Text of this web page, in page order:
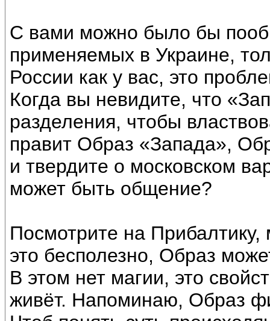
С вами можно было бы
применяемых в Украине,
России как у вас, это
Когда вы невидите, что
разделения, чтобы
правит Образ «Запада»,
и твердите о московском
может быть общение?
Посмотрите на
это бесполезно, Образ
В этом нет магии, это
живёт. Напоминаю, Образ